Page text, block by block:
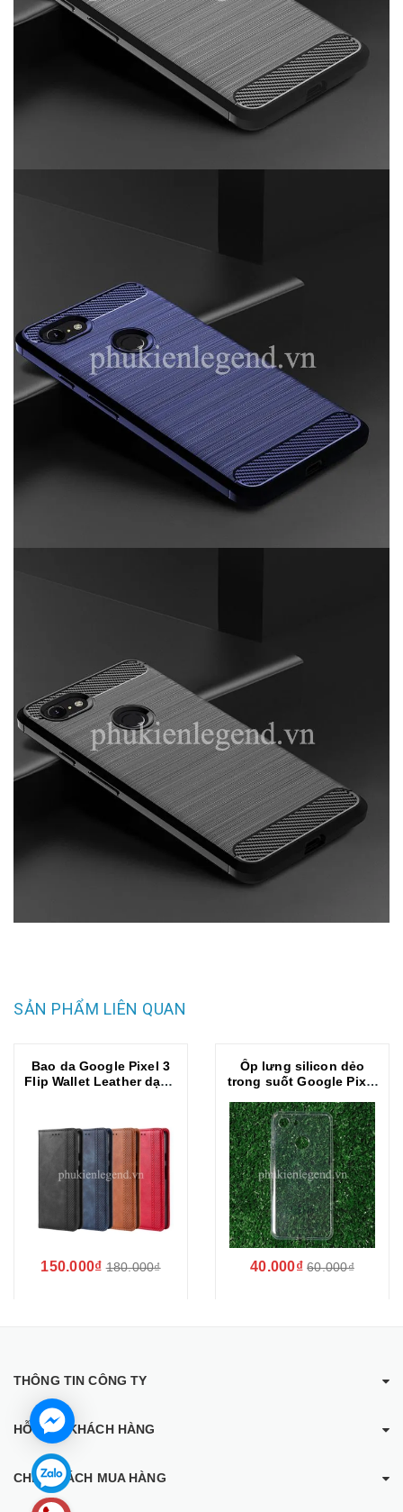
SẢN PHẨM LIÊN QUAN
Bao da Google Pixel 3
Flip Wallet Leather dạng
150.000₫ 180.000₫
Ốp lưng silicon dẻo
trong suốt Google Pixel
40.000₫ 60.000₫
THÔNG TIN CÔNG TY
HỖ TRỢ KHÁCH HÀNG
CHÍNH SÁCH MUA HÀNG